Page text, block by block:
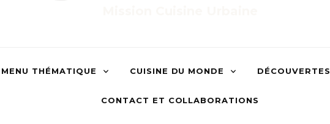
MENU THÉMATIQUE CUISINE DU MONDE DÉCOUVERTES
CONTACT ET COLLABORATIONS